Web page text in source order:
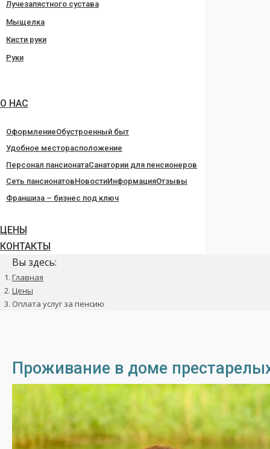
Лучезапястного сустава
Мыщелка
Кисти руки
Руки
О НАС
ОформлениеОбустроенный быт
Удобное месторасположение
Персонал пансионатаСанатории для пенсионеров
Сеть пансионатовНовостиИнформацияОтзывы
Франшиза – бизнес под ключ
ЦЕНЫ
КОНТАКТЫ
Вы здесь:
Главная
Цены
Оплата услуг за пенсию
Проживание в доме